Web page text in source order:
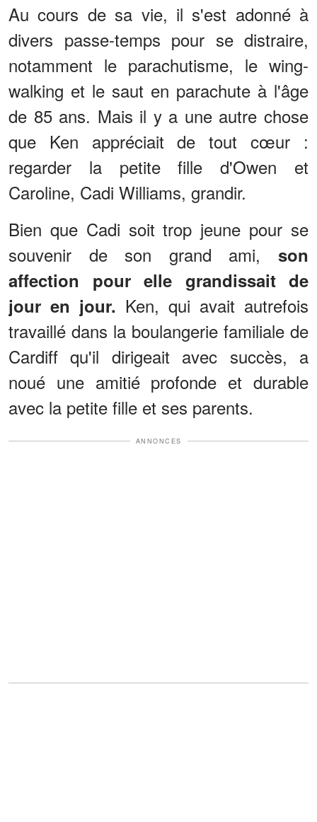
Au cours de sa vie, il s'est adonné à
divers passe-temps pour se distraire,
notamment le parachutisme, le wing-
walking et le saut en parachute à l'âge
de 85 ans. Mais il y a une autre chose
que Ken appréciait de tout cœur :
regarder la petite fille d'Owen et
Caroline, Cadi Williams, grandir.
Bien que Cadi soit trop jeune pour se
souvenir de son grand ami, son
affection pour elle grandissait de
jour en jour. Ken, qui avait autrefois
travaillé dans la boulangerie familiale de
Cardiff qu'il dirigeait avec succès, a
noué une amitié profonde et durable
avec la petite fille et ses parents.
ANNONCES